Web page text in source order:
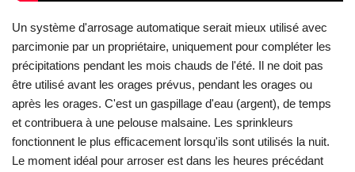
Un système d'arrosage automatique serait mieux utilisé avec
parcimonie par un propriétaire, uniquement pour compléter les
précipitations pendant les mois chauds de l'été. Il ne doit pas
être utilisé avant les orages prévus, pendant les orages ou
après les orages. C'est un gaspillage d'eau (argent), de temps
et contribuera à une pelouse malsaine. Les sprinkleurs
fonctionnent le plus efficacement lorsqu'ils sont utilisés la nuit.
Le moment idéal pour arroser est dans les heures précédant